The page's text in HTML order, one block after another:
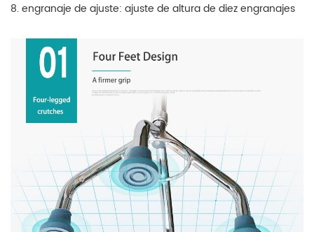
8. engranaje de ajuste: ajuste de altura de diez engranajes